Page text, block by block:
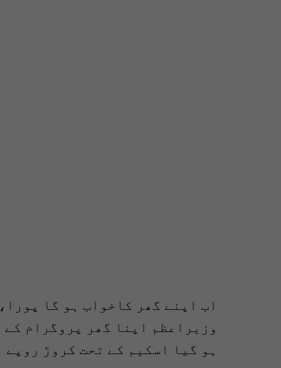
اب اپنے گھر کاخواب ہو گا
وزیراعظم اپنا گھر پروگرام
ہو گیا اسکیم کے تحت کروڑ روپے